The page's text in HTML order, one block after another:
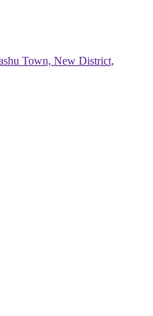
Town, New District,